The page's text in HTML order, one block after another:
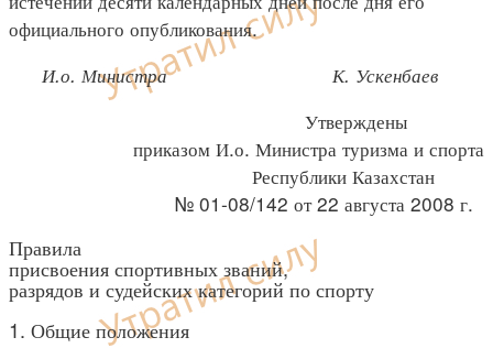
официального опубликования.
И.о. Министра К. Ускенбаев
Утверждены
приказом И.о. Министра туризма и спорта
Республики Казахстан
№ 01-08/142 от 22 августа 2008 г.
Правила
присвоения спортивных званий,
разрядов и судейских категорий по спорту
1. Общие положения